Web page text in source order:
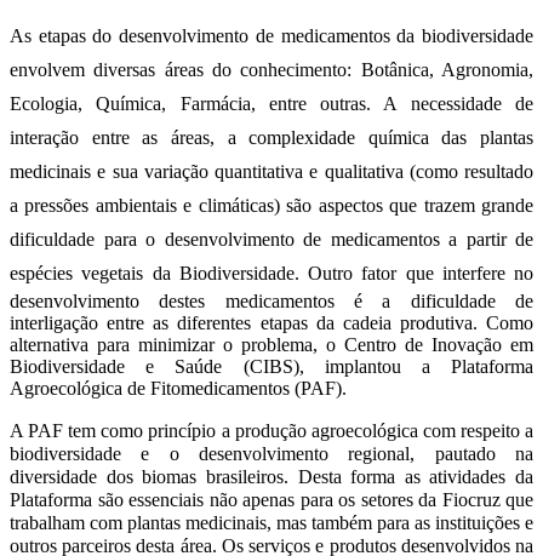
As etapas do desenvolvimento de medicamentos da biodiversidade
envolvem diversas áreas do conhecimento: Botânica, Agronomia,
Ecologia, Química, Farmácia, entre outras. A necessidade de
interação entre as áreas, a complexidade química das plantas
medicinais e sua variação quantitativa e qualitativa (como resultado
a pressões ambientais e climáticas) são aspectos que trazem grande
dificuldade para o desenvolvimento de medicamentos a partir de
espécies vegetais da Biodiversidade. Outro fator que interfere no
desenvolvimento destes medicamentos é a dificuldade de
interligação entre as diferentes etapas da cadeia produtiva. Como
alternativa para minimizar o problema, o Centro de Inovação em
Biodiversidade e Saúde (CIBS), implantou a Plataforma
Agroecológica de Fitomedicamentos (PAF).
A PAF tem como princípio a produção agroecológica com respeito a
biodiversidade e o desenvolvimento regional, pautado na
diversidade dos biomas brasileiros. Desta forma as atividades da
Plataforma são essenciais não apenas para os setores da Fiocruz que
trabalham com plantas medicinais, mas também para as instituições e
outros parceiros desta área. Os serviços e produtos desenvolvidos na